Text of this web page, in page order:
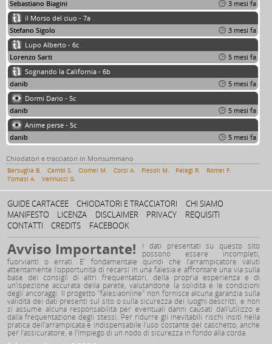
Sebastiano Biagini
3 mesi fa
il Morso del ciuo - 7a
Stefano Sigolo
3 mesi fa
Lupo Alberto - 6c
Lorenzo Sarti
5 mesi fa
Sognando la California - 6b
danib
5 mesi fa
Dormi Dario - 5c
danib
5 mesi fa
Anime perse - 5c
danib
5 mesi fa
Chiodatori e tracciatori in Monsummano
Barsuglia B. Cambi S. Ciomei M. Corsi A. Fiesoli M. Palagi R.
Romei F.
Tomasi A.
Vannucci G.
GUIDE CARTACEE CHIODATORI E TRACCIATORI
CHI SIAMO
MANIFESTO
LICENZA DISCLAIMER PRIVACY
REQUISITI
CONTATTI
CREDITS FACEBOOK
Avviso Importante! I dati presentati su questo sito
possono essere incompleti,
fuorvianti o errati. E’ fondamentale quindi che l’arrampicatore valuti
attentamente l’opportunità di recarsi in una falesia e affrontare una via sulla
base dei consigli di altri frequentatori, della propria esperienza e di
un'ispezione accurata della parete, valutandone la solidità e le condizioni
degli ancoraggi. Il progetto "falesiaonline" non fornisce alcuna garanzia sulla
validità dei dati presenti sul sito o sulla sicurezza dei luoghi descritti, e non
si assume alcuna responsabilità per eventuali danni causati dall'utilizzo e
dalla frequentazione degli stessi. Per ridurre gli inevitabili rischi insiti nella
pratica dell’arrampicata è indispensabile l’uso costante del caschetto, anche
per l’assicuratore, e l’impiego di un nodo di sicurezza in fondo alla corda.